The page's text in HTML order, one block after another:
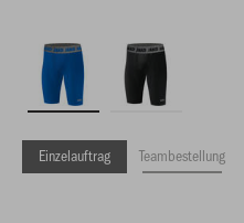
Einzelauftrag Teambestellung